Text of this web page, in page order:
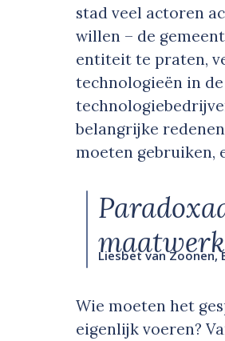
stad veel actoren
willen – de
entiteit te praten,
technologieën in
belangrijke
moeten gebruiken,
Liesbet van Zoonen,
Wie moeten het
eigenlijk voeren?